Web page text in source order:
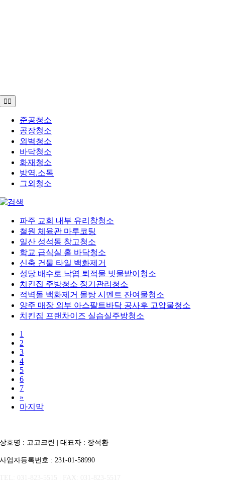
Toggle
Navigation
준공청소
공장청소
외벽청소
바닥청소
화재청소
방역.소독
그외청소
파주 교회 내부 유리창청소
철원 체육관 마루코팅
일산 성석동 창고청소
학교 급식실 홀 바닥청소
신축 건물 타일 백화제거
성당 배수로 낙엽 퇴적물 빗물받이청소
치킨집 주방청소 정기관리청소
적벽돌 백화제거 몰탕 시멘트 잔여물청소
양주 매장 외부 아스팔트바닥 공사후 고압물청소
치킨집 프랜차이즈 실습실주방청소
1
2
3
4
5
6
7
»
마지막
상호명 : 고고크린 | 대표자 : 장석환
사업자등록번호 : 231-01-58990